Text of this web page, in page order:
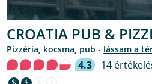
CROATIA PUB &
pizzéria, kocsma, pub - lássam a
4.3 14